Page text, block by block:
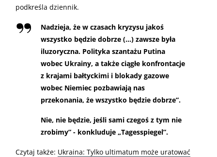
podkreśla dziennik.
Nadzieja, że w czasach kryzysu jakoś
wszystko będzie dobrze (…) zawsze była
iluzoryczna. Polityka szantażu Putina
wobec Ukrainy, a także ciągłe konfrontacje
z krajami bałtyckimi i blokady gazowe
wobec Niemiec pozbawiają nas
przekonania, że wszystko będzie dobrze”.
Nie, nie będzie, jeśli sami czegoś z tym nie
zrobimy” - konkluduje „Tagesspiegel”.
Czytaj także: Ukraina: Tylko ultimatum może uratować